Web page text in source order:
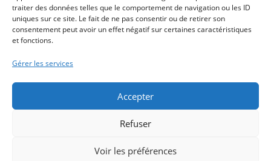
traiter des données telles que le comportement de navigation ou les ID
uniques sur ce site. Le fait de ne pas consentir ou de retirer son
consentement peut avoir un effet négatif sur certaines caractéristiques
et fonctions.
Gérer les services
Accepter
Refuser
Voir les préférences
Article précédent
RÉUNION DU CONSEIL MUNICIPAL LE MERCREDI 11
DÉCEMBRE 2024 A 18H